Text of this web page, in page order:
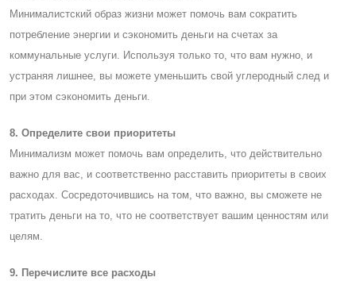
Минималистский образ жизни может помочь вам сократить
потребление энергии и сэкономить деньги на счетах за
коммунальные услуги. Используя только то, что вам нужно, и
устраняя лишнее, вы можете уменьшить свой углеродный след и
при этом сэкономить деньги.
8. Определите свои приоритеты
Минимализм может помочь вам определить, что действительно
важно для вас, и соответственно расставить приоритеты в своих
расходах. Cосредоточившись на том, что важно, вы сможете не
тратить деньги на то, что не соответствует вашим ценностям или
целям.
9. Перечислите все расходы